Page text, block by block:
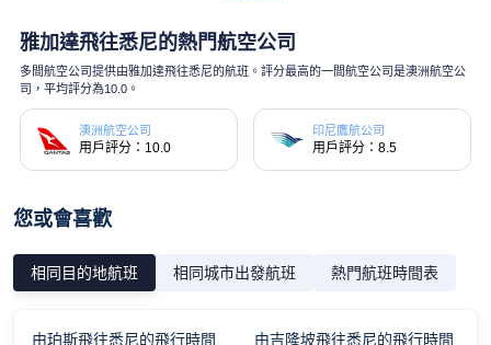
雅加達飛往悉尼的熱門航空公司
多間航空公司提供由雅加達飛往悉尼的航班。評分最高的一間航空公司是澳洲航空公
司，平均評分為10.0。
澳洲航空公司
用戶評分：10.0
印尼鷹航公司
用戶評分：8.5
您或會喜歡
相同目的地航班 相同城市出發航班 熱門航班時間表
由珀斯飛往悉尼的飛行時間 由吉隆坡飛往悉尼的飛行時間